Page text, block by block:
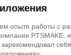
опыте работы с
PTSMAKE,